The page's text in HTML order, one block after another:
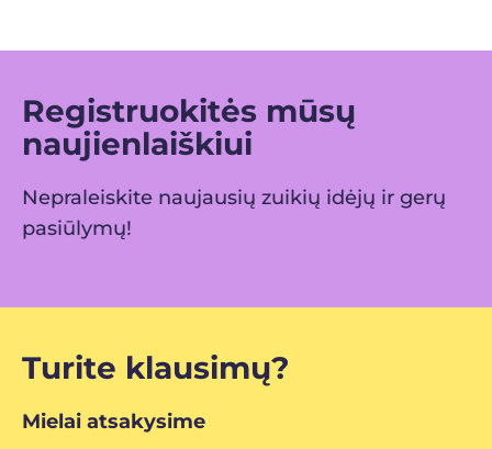
Registruokitės mūsų
naujienlaiškiui
Nepraleiskite naujausių zuikių idėjų ir gerų
pasiūlymų!
Turite klausimų?
Mielai atsakysime